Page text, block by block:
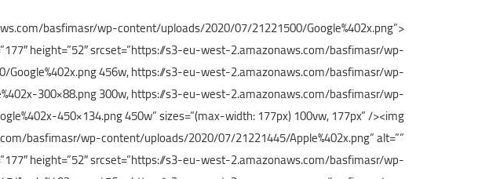
basfimasr/wp-content/uploads/2020/07/21221500/Google%402x.png”
height=”52″ srcset=”https://s3-eu-west-2.amazonaws.com/basfimasr/wp-
456w, https://s3-eu-west-2.amazonaws.com/basfimasr/wp-
300×88.png 300w, https://s3-eu-west-2.amazonaws.com/basfimasr/wp-
450×134.png 450w” sizes=”(max-width: 177px) 100vw, 177px” /><img
basfimasr/wp-content/uploads/2020/07/21221445/Apple%402x.png” alt=””
height=”52″ srcset=”https://s3-eu-west-2.amazonaws.com/basfimasr/wp-